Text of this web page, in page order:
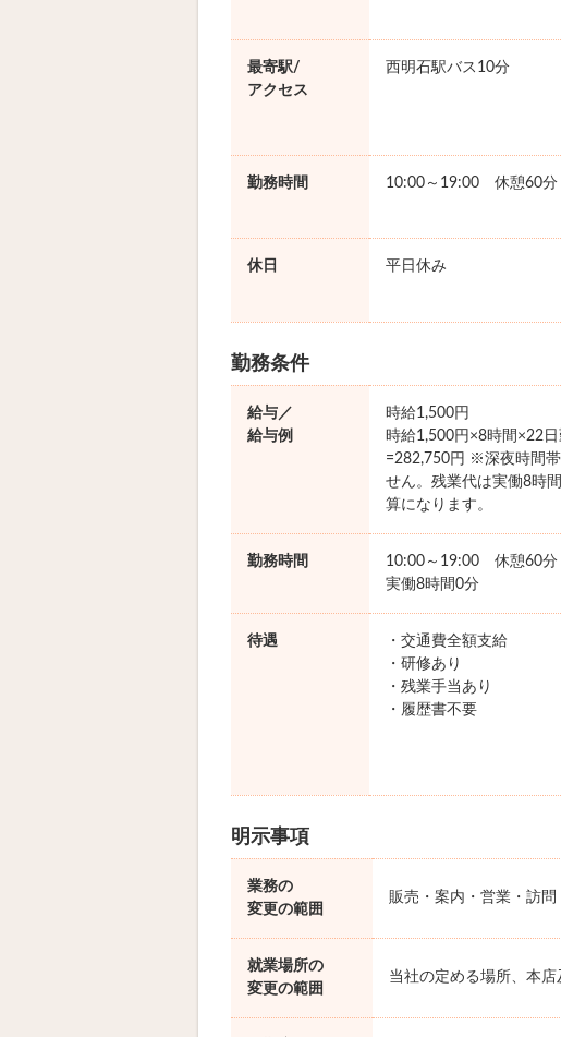
最寄駅/
アクセス
西明石駅バス10分
勤務時間 10:00～19:00 休憩60分
休日 平日休み
勤務条件
給与／
給与例
時給1,500円
時給1,500円×8時間×22
=282,750円 ※深夜時間
せん。残業代は実働8時
算になります。
勤務時間
10:00～19:00 休憩60分
実働8時間0分
待遇
・交通費全額支給
・研修あり
・残業手当あり
・履歴書不要
明示事項
業務の
変更の範囲
販売・案内・営業・訪
就業場所の
変更の範囲
当社の定める場所、本店